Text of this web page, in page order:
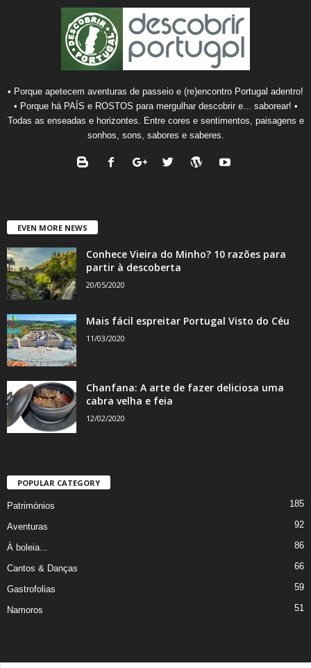
• Porque apetecem aventuras de passeio e (re)encontro Portugal adentro!
• Porque há PAÍS e ROSTOS para mergulhar descobrir e... saborear! •
Todas as enseadas e horizontes. Entre cores e sentimentos, paisagens e
sonhos, sons, sabores e saberes.
EVEN MORE NEWS
Conhece Vieira do Minho? 10 razões para
partir à descoberta
20/05/2020
Mais fácil espreitar Portugal Visto do Céu
11/03/2020
Chanfana: A arte de fazer deliciosa uma
cabra velha e feia
12/02/2020
POPULAR CATEGORY
Patrimónios 185
Aventuras 92
À boleia... 86
Cantos & Danças 66
Gastrofolias 59
Namoros 51